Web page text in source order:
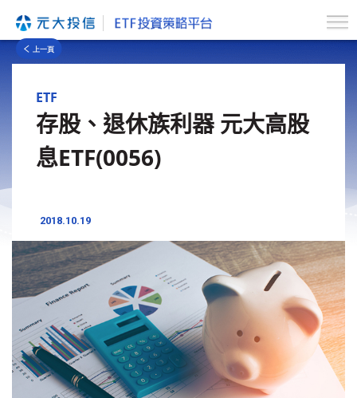
ETF
存股、退休族利器 元大高股
息ETF(0056)
2018.10.19